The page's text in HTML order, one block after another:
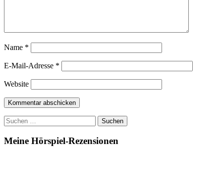
Name *
E-Mail-Adresse *
Website
Suchen
nach:
Meine Hörspiel-Rezensionen